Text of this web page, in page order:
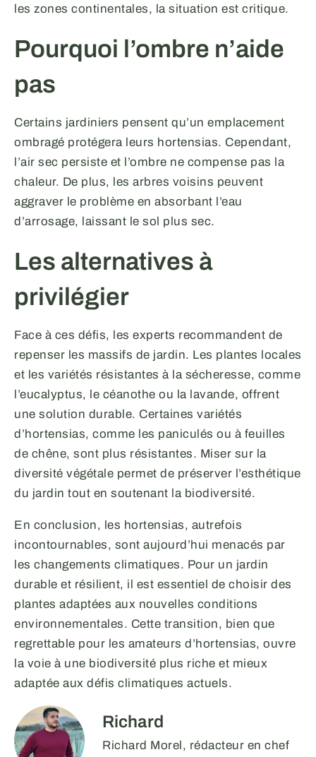
les zones continentales, la situation est critique.
Pourquoi l’ombre n’aide
pas
Certains jardiniers pensent qu’un emplacement
ombragé protégera leurs hortensias. Cependant,
l’air sec persiste et l’ombre ne compense pas la
chaleur. De plus, les arbres voisins peuvent
aggraver le problème en absorbant l’eau
d’arrosage, laissant le sol plus sec.
Les alternatives à
privilégier
Face à ces défis, les experts recommandent de
repenser les massifs de jardin. Les plantes locales
et les variétés résistantes à la sécheresse, comme
l’eucalyptus, le céanothe ou la lavande, offrent
une solution durable. Certaines variétés
d’hortensias, comme les paniculés ou à feuilles
de chêne, sont plus résistantes. Miser sur la
diversité végétale permet de préserver l’esthétique
du jardin tout en soutenant la biodiversité.
En conclusion, les hortensias, autrefois
incontournables, sont aujourd’hui menacés par
les changements climatiques. Pour un jardin
durable et résilient, il est essentiel de choisir des
plantes adaptées aux nouvelles conditions
environnementales. Cette transition, bien que
regrettable pour les amateurs d’hortensias, ouvre
la voie à une biodiversité plus riche et mieux
adaptée aux défis climatiques actuels.
Richard
Richard Morel, rédacteur en chef